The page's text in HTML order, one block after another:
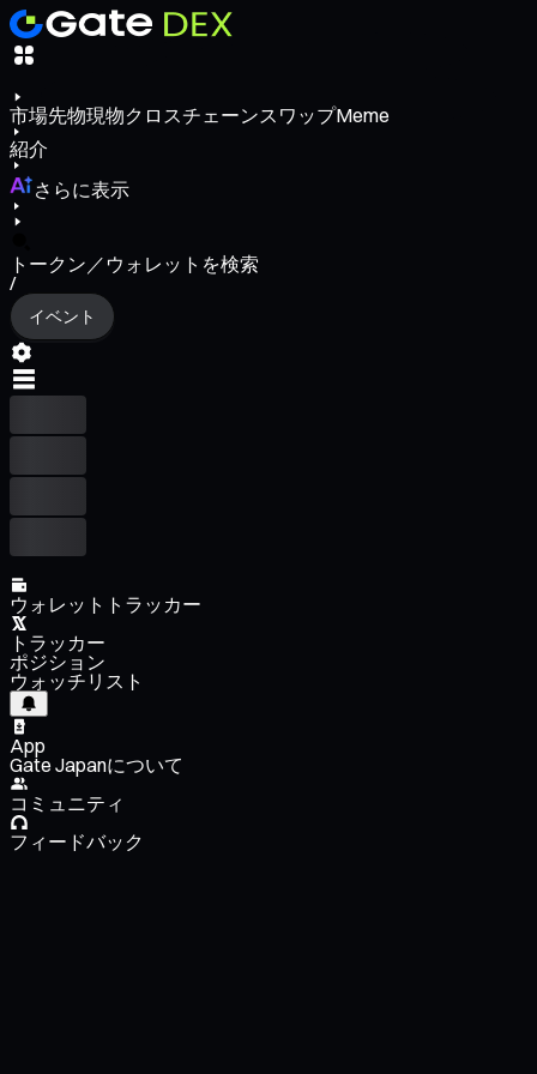
市場先物現物クロスチェーンスワップMeme
紹介
さらに表示
トークン／ウォレットを検索
/
イベント
ウォレットトラッカー
トラッカー
ポジション
ウォッチリスト
App
Gate Japanについて
コミュニティ
フィードバック